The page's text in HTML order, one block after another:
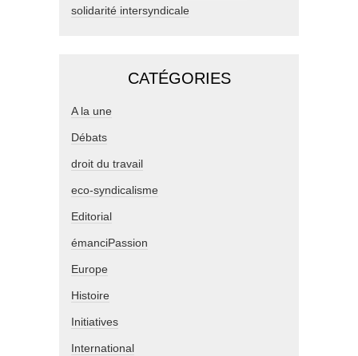
solidarité intersyndicale
CATÉGORIES
A la une
Débats
droit du travail
eco-syndicalisme
Editorial
émanciPassion
Europe
Histoire
Initiatives
International